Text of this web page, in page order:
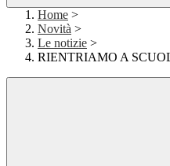
Home >
Novità >
Le notizie >
RIENTRIAMO A